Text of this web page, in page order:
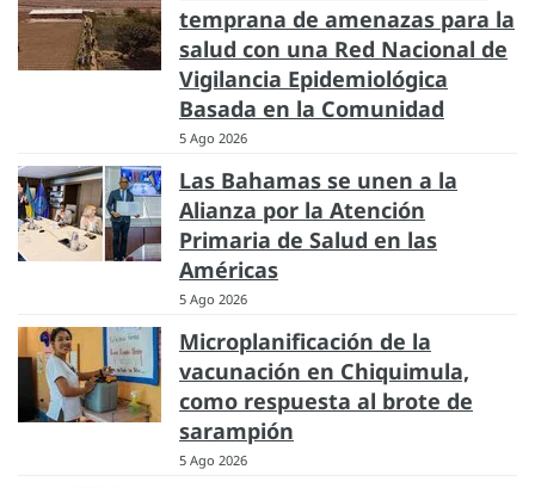
temprana de amenazas para la
salud con una Red Nacional de
Vigilancia Epidemiológica
Basada en la Comunidad
5 Ago 2026
Las Bahamas se unen a la
Alianza por la Atención
Primaria de Salud en las
Américas
5 Ago 2026
Microplanificación de la
vacunación en Chiquimula,
como respuesta al brote de
sarampión
5 Ago 2026